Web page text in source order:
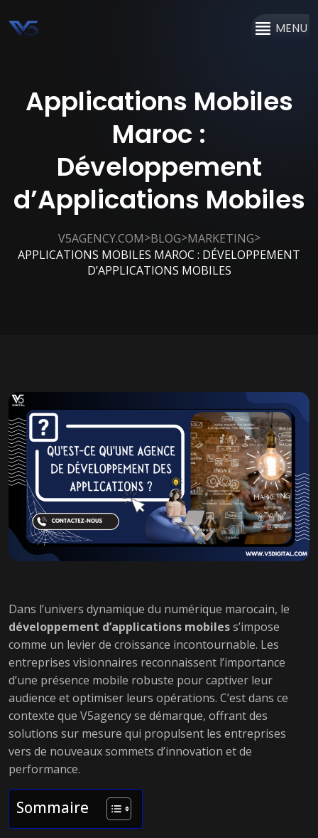
MENU
Applications Mobiles
Maroc :
Développement
d’Applications Mobiles
V5AGENCY.COM>BLOG>MARKETING>
APPLICATIONS MOBILES MAROC : DÉVELOPPEMENT
D’APPLICATIONS MOBILES
Dans l’univers dynamique du numérique marocain, le
développement d’applications mobiless’impose
comme un levier de croissance incontournable. Les
entreprises visionnaires reconnaissent l’importance
d’une présence mobile robuste pour captiver leur
audience et optimiser leurs opérations. C’est dans ce
contexte que V5agency se démarque, offrant des
solutions sur mesure qui propulsent les entreprises
vers de nouveaux sommets d’innovation et de
performance.
Sommaire